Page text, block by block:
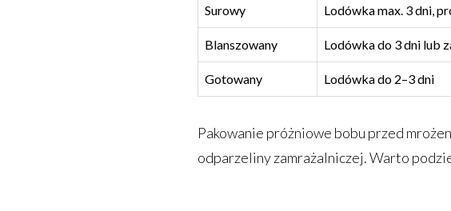
Surowy Lodówka max. 3 dni,
Blanszowany Lodówka do 3 dni lub
Gotowany Lodówka do 2–3 dni
Pakowanie próżniowe bobu przed
odparzeliny zamrażalniczej. Warto